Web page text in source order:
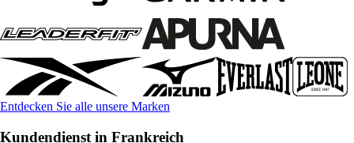
Entdecken Sie alle unsere Marken
Kundendienst in Frankreich